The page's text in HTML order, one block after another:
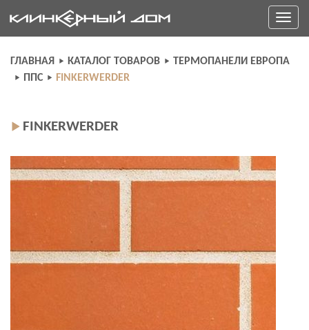
to
content
Toggle
ГЛАВНАЯ КАТАЛОГ ТОВАРОВ
ТЕРМОПАНЕЛИ ЕВРОПА
ППС
FINKERWERDER
FINKERWERDER